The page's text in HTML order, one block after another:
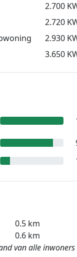
2.700
2.720
2.930
3.650
0.5 km
0.6 km
van alle